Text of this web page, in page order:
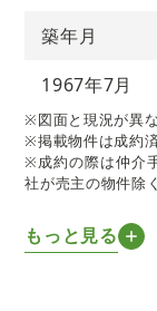
築年月
1967年7月
※図面と現況が異
※掲載物件は成約
※成約の際は仲介
社が売主の物件除く
もっと見る